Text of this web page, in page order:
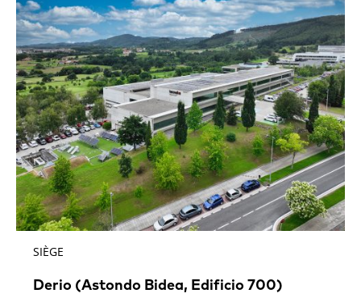
SIÈGE
Derio (Astondo Bidea, Edificio 700)